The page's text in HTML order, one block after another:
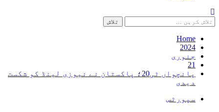
Home
2024
جنوری
21
پانچواں ٹی20؛ پاکستان نے نیوزی لینڈ کو شکست
دیدی
سپورٹس